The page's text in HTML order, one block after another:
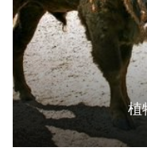
植